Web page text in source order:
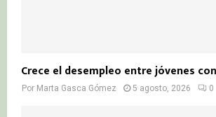
Crece el desempleo entre jóvenes
Por Marta Gasca Gómez 5 agosto, 2026 0